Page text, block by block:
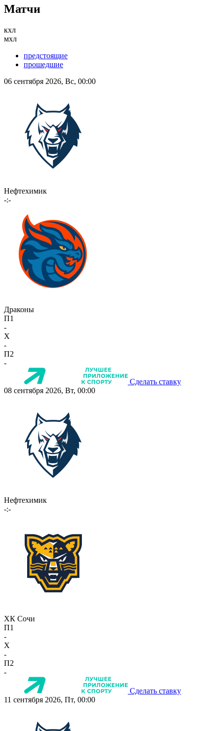
Матчи
кхл
мхл
предстоящие
прошедшие
06 сентября 2026, Вс, 00:00
Нефтехимик
-:-
Драконы
П1
-
X
-
П2
-
Сделать ставку
08 сентября 2026, Вт, 00:00
Нефтехимик
-:-
ХК Сочи
П1
-
X
-
П2
-
Сделать ставку
11 сентября 2026, Пт, 00:00